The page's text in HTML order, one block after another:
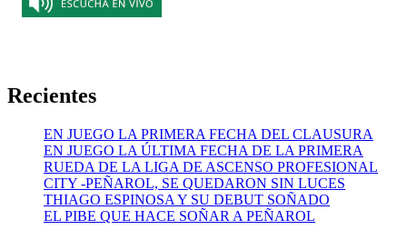
Recientes
EN JUEGO LA PRIMERA FECHA DEL CLAUSURA
EN JUEGO LA ÚLTIMA FECHA DE LA PRIMERA
RUEDA DE LA LIGA DE ASCENSO PROFESIONAL
CITY -PEÑAROL, SE QUEDARON SIN LUCES
THIAGO ESPINOSA Y SU DEBUT SOÑADO
EL PIBE QUE HACE SOÑAR A PEÑAROL